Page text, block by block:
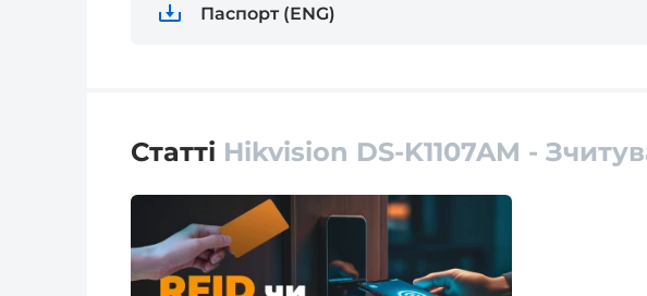
Паспорт (ENG)
Статті Hikvision DS-K1107AM -